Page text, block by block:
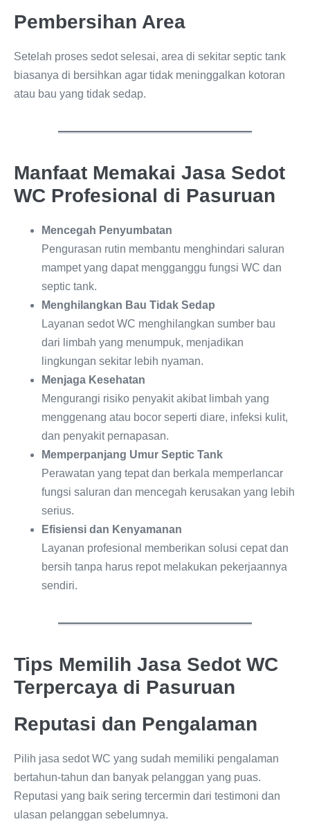
Pembersihan Area
Setelah proses sedot selesai, area di sekitar septic tank
biasanya di bersihkan agar tidak meninggalkan kotoran
atau bau yang tidak sedap.
Manfaat Memakai Jasa Sedot
WC Profesional di Pasuruan
Mencegah Penyumbatan
Pengurasan rutin membantu menghindari saluran
mampet yang dapat mengganggu fungsi WC dan
septic tank.
Menghilangkan Bau Tidak Sedap
Layanan sedot WC menghilangkan sumber bau
dari limbah yang menumpuk, menjadikan
lingkungan sekitar lebih nyaman.
Menjaga Kesehatan
Mengurangi risiko penyakit akibat limbah yang
menggenang atau bocor seperti diare, infeksi kulit,
dan penyakit pernapasan.
Memperpanjang Umur Septic Tank
Perawatan yang tepat dan berkala memperlancar
fungsi saluran dan mencegah kerusakan yang lebih
serius.
Efisiensi dan Kenyamanan
Layanan profesional memberikan solusi cepat dan
bersih tanpa harus repot melakukan pekerjaannya
sendiri.
Tips Memilih Jasa Sedot WC
Terpercaya di Pasuruan
Reputasi dan Pengalaman
Pilih jasa sedot WC yang sudah memiliki pengalaman
bertahun-tahun dan banyak pelanggan yang puas.
Reputasi yang baik sering tercermin dari testimoni dan
ulasan pelanggan sebelumnya.